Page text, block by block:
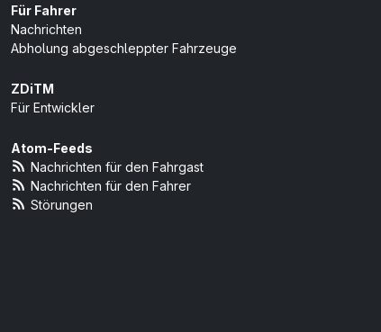
Für Fahrer
Nachrichten
Abholung abgeschleppter Fahrzeuge
ZDiTM
Für Entwickler
Atom-Feeds
Nachrichten für den Fahrgast
Nachrichten für den Fahrer
Störungen